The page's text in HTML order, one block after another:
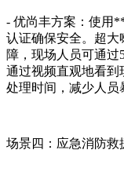
- 优尚丰方案：使用
认证确保安全。超大
障，现场人员可通过
通过视频直观地看到
处理时间，减少人员
场景四：应急消防救